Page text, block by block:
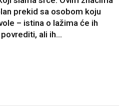
prekid sa osobom koju
– istina o lažima će ih
ali ih...